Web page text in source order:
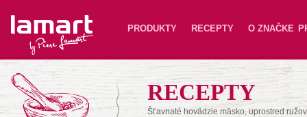
Lamart PRODUKTY RECEPTY O ZNAČKE
RECEPTY
Šťavnaté hovädzie mäsko, uprostred